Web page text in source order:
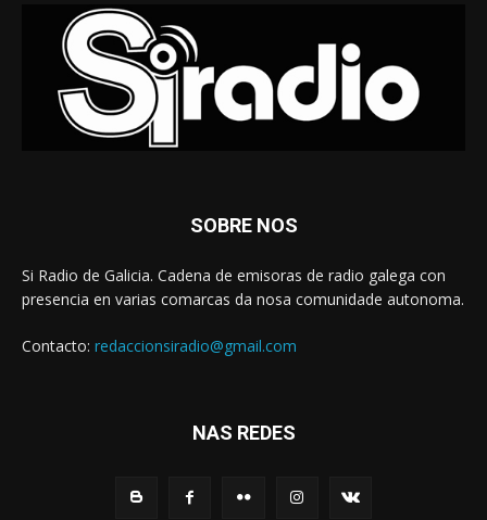
SOBRE NOS
Si Radio de Galicia. Cadena de emisoras de radio galega con
presencia en varias comarcas da nosa comunidade autonoma.
Contacto: redaccionsiradio@gmail.com
NAS REDES